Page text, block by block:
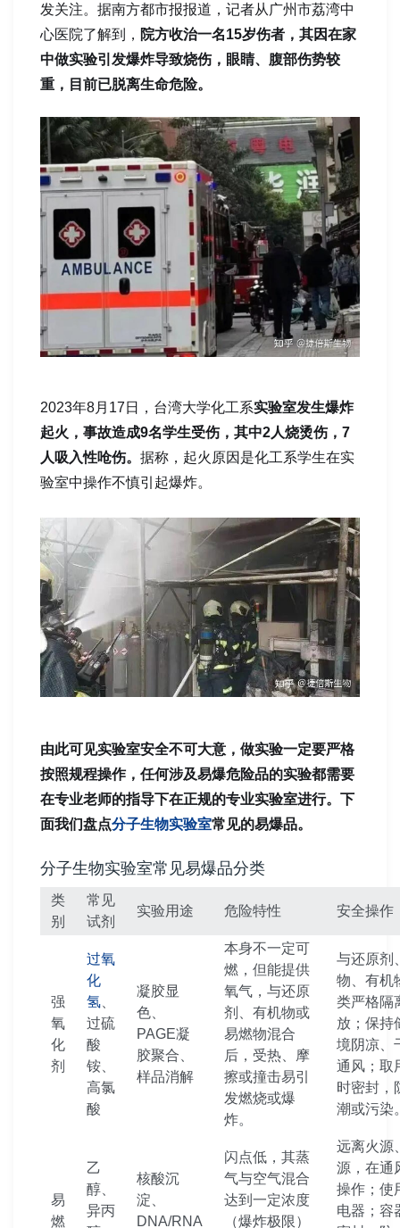
发关注。据南方都市报报道，记者从广州市荔湾中
心医院了解到， 院方收治一名15岁伤者，其因在家
中做实验引发爆炸导致烧伤，眼睛、腹部伤势较
重，目前已脱离生命危险。
2023年8月17日，台湾大学化工系实验室发生爆炸
起火，事故造成9名学生受伤，其中2人烧烫伤，7
人吸入性呛伤。 据称，起火原因是化工系学生在实
验室中操作不慎引起爆炸。
由此可见实验室安全不可大意，做实验一定要严格
按照规程操作，任何涉及易爆危险品的实验都需要
在专业老师的指导下在正规的专业实验室进行。下
面我们盘点分子生物实验室常见的易爆品。
分子生物实验室常见易爆品分类
类
别
常见
试剂
实验用途 危险特性 安全操作
强
氧
化
剂
过氧
化
氢
过硫
酸
铵、
高氯
酸
凝胶显
色、
PAGE凝
胶聚合、
样品消解
本身不一定可
燃，但能提供
氧气，与还原
剂、有机物或
易燃物混合
后，受热、摩
擦或撞击易引
发燃烧或爆
炸。
与还原剂
物、有机
类严格隔
放；保持
境阴凉、
通风；取
时密封，
潮或污染
易
燃
乙
醇、
异丙
核酸沉
淀、
DNA/RNA
闪点低，其蒸
气与空气混合
达到一定浓度
（爆炸极限）
远离火源
源，在通
操作；使
电器；容